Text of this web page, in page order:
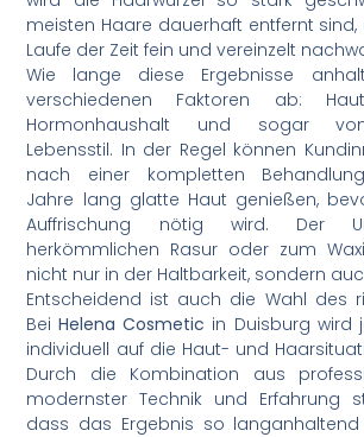
meisten Haare dauerhaft entfernt
Laufe der Zeit fein und vereinzelt
Wie lange diese Ergebnisse
verschiedenen Faktoren ab:
Hormonhaushalt und sogar
Lebensstil. In der Regel können
nach einer kompletten
Jahre lang glatte Haut genießen,
Auffrischung nötig wird. Der
herkömmlichen Rasur oder zum
nicht nur in der Haltbarkeit, sondern
Entscheidend ist auch die Wahl des
BeiHelena Cosmetic in Duisburg wird
individuell auf die Haut- und
Durch die Kombination aus
modernster Technik und Erfahrung
dass das Ergebnis so